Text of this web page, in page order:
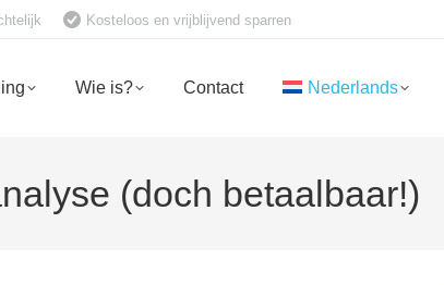
Kosteloos en vrijblijvend sparren
Wie is? Contact Nederlands
(doch betaalbaar!)